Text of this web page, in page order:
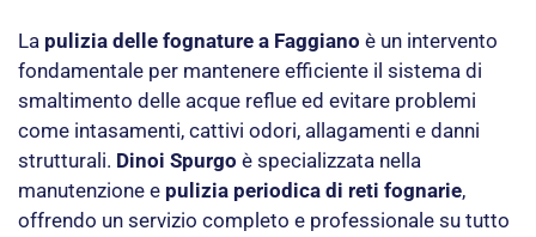
La pulizia delle fognature a Faggiano è un intervento
fondamentale per mantenere efficiente il sistema di
smaltimento delle acque reflue ed evitare problemi
come intasamenti, cattivi odori, allagamenti e danni
strutturali. Dinoi Spurgo è specializzata nella
manutenzione e pulizia periodica di reti fognarie,
offrendo un servizio completo e professionale su tutto